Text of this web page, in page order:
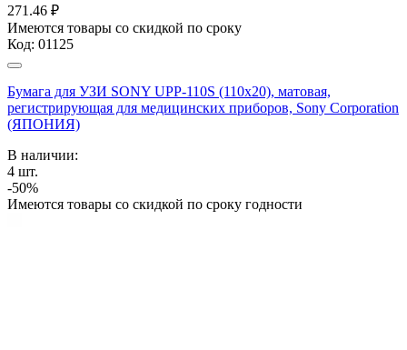
271.46 ₽
Имеются товары со скидкой по сроку
Код: 01125
Бумага для УЗИ SONY UPP-110S (110х20), матовая,
регистрирующая для медицинских приборов, Sony Corporation
(ЯПОНИЯ)
В наличии:
4 шт.
-50%
Имеются товары со скидкой по сроку годности